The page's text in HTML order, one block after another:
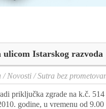
ulicom Istarskog razvoda
/Novosti /Sutra bez
priključka zgrade na k.č.
godine, u vremenu od